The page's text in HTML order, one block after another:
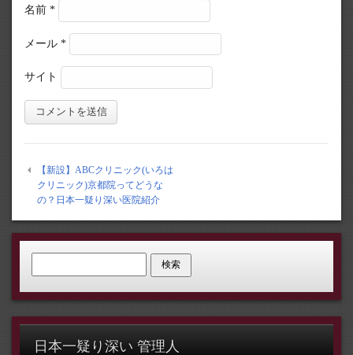
名前 *
メール *
サイト
【新設】ABCクリニック(いろは
クリニック)京都院ってどうな
の？日本一疑り深い医院紹介
日本一疑り深い 管理人